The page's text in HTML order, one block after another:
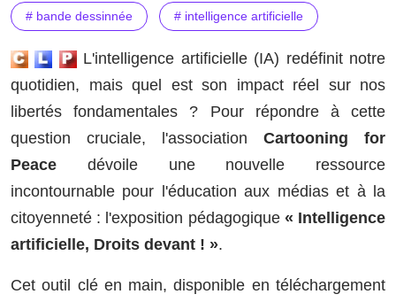
# bande dessinnée # intelligence artificielle
L'intelligence artificielle (IA) redéfinit notre
quotidien, mais quel est son impact réel sur nos
libertés fondamentales ? Pour répondre à cette
question cruciale, l'association Cartooning for
Peace dévoile une nouvelle ressource
incontournable pour l'éducation aux médias et à la
citoyenneté : l'exposition pédagogique « Intelligence
artificielle, Droits devant ! ».
Cet outil clé en main, disponible en téléchargement